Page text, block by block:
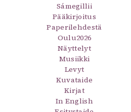
Sámegillii
Pääkirjoitus
Paperilehdestä
Oulu2026
Näyttelyt
Musiikki
Levyt
Kuvataide
Kirjat
In English